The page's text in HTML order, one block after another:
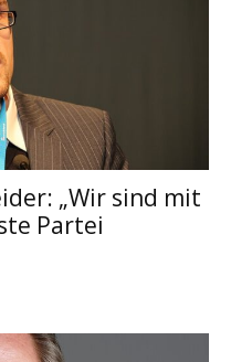
„Wir sind mit
Partei